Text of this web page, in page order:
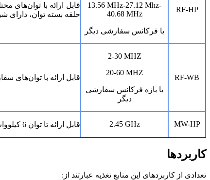
RF-HP
13.56 MHz-27.12 Mhz-
40.68 MHz
یا فرکانس سفارشی دیگر
حلقه بسته توان، دارای
RF-WB
2-30 MHZ
20-60 MHZ
یا بازه فرکانس سفارشی
دیگر
قابل ارائه با توان‌های
MW-HP
2.45 GHz قابل ارائه تا توان 6 کیلووات، دارای تجهیزات جانبی لانچر، سیرکولاتور، واترلود، دایرکشنال کوپلر، استاب تیونر، سیستم تغذیه و کنترل حلقه بسته توان ماکروویو.
کاربردها
تعدادی از کاربردهای این منابع تغذیه عبارتند از: